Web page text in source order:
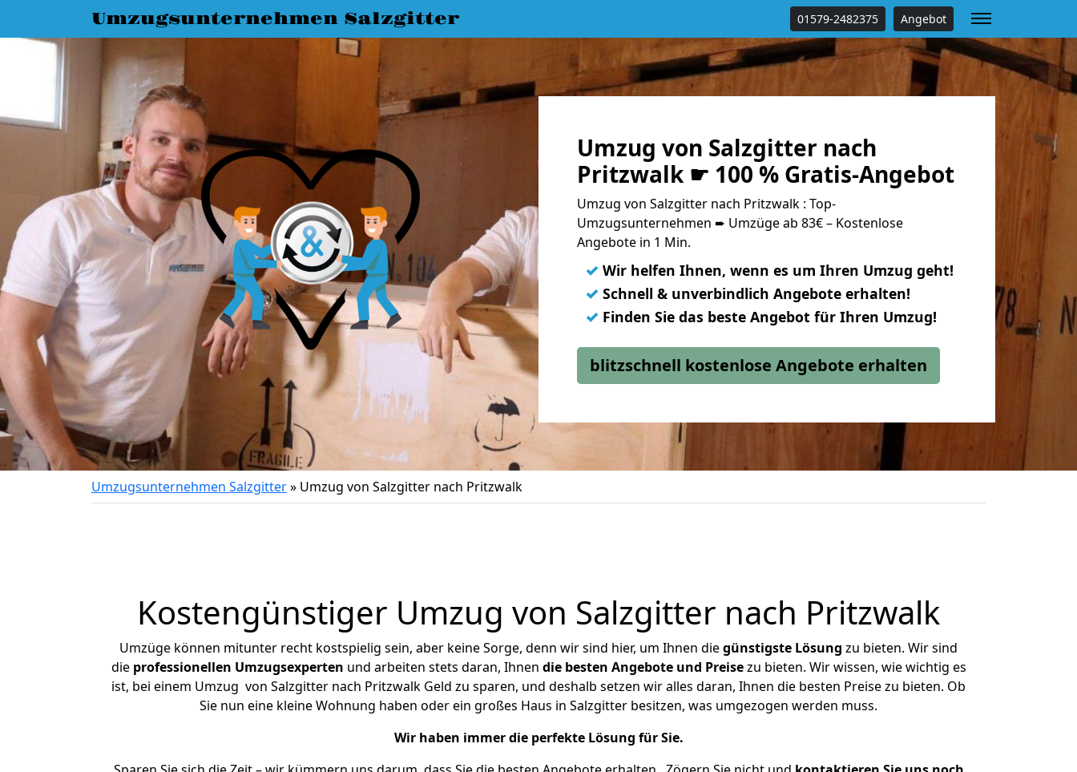
Umzugsunternehmen Salzgitter 01579-2482375 Angebot
Umzug von Salzgitter nach
Pritzwalk ☛ 100 % Gratis-Angebot
Umzug von Salzgitter nach Pritzwalk : Top-
Umzugsunternehmen ➨ Umzüge ab 83€ – Kostenlose
Angebote in 1 Min.
✓ Wir helfen Ihnen, wenn es um Ihren Umzug geht!
✓ Schnell & unverbindlich Angebote erhalten!
✓ Finden Sie das beste Angebot für Ihren Umzug!
blitzschnell kostenlose Angebote erhalten
Umzugsunternehmen Salzgitter» Umzug von Salzgitter nach Pritzwalk
Kostengünstiger Umzug von Salzgitter nach Pritzwalk
Umzüge können mitunter recht kostspielig sein, aber keine Sorge, denn wir sind hier, um Ihnen diegünstigste Lösung zu bieten. Wir sind
die professionellen Umzugsexperten und arbeiten stets daran, Ihnen die besten Angebote und Preisezu bieten. Wir wissen, wie wichtig es
ist, bei einem Umzug von Salzgitter nach Pritzwalk Geld zu sparen, und deshalb setzen wir alles daran, Ihnen die besten Preise zu bieten. Ob
Sie nun eine kleine Wohnung haben oder ein großes Haus in Salzgitter besitzen, was umgezogen werden muss.
Wir haben immer die perfekte Lösung für Sie.